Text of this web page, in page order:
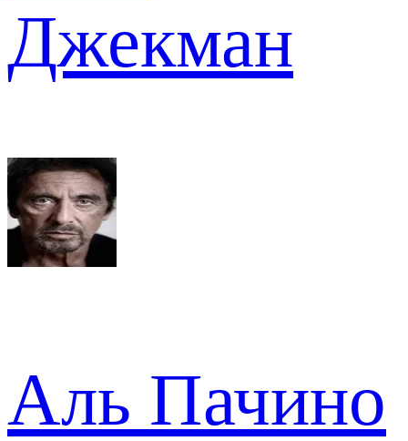
Джекман
Аль Пачино